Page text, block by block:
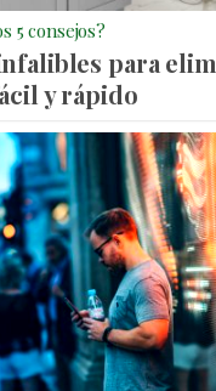
5 consejos?
para
y rápido